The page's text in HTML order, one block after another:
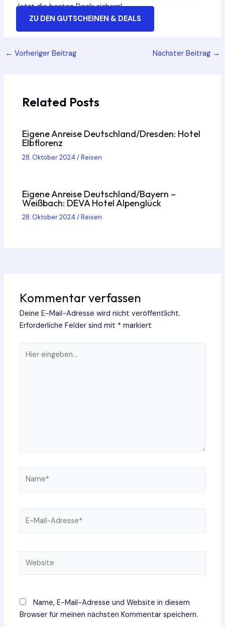
Jetzt die besten Deals sichern!
ZU DEN GUTSCHEINEN & DEALS
Post
← Vorheriger Beitrag Nächster Beitrag →
Related Posts
Eigene Anreise Deutschland/Dresden: Hotel
Elbflorenz
28. Oktober 2024/Reisen
Eigene Anreise Deutschland/Bayern –
Weißbach: DEVA Hotel Alpenglück
28. Oktober 2024/Reisen
Kommentar verfassen
Deine E-Mail-Adresse wird nicht veröffentlicht.
Erforderliche Felder sind mit * markiert
eingeben…
Name, E-Mail-Adresse und Website in diesem
Browser für meinen nächsten Kommentar speichern.